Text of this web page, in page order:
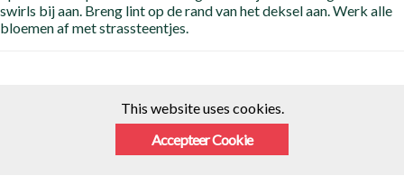
swirls bij aan. Breng lint op de rand van het deksel aan. Werk alle
bloemen af met strassteentjes.
This website uses cookies.
Accepteer Cookie